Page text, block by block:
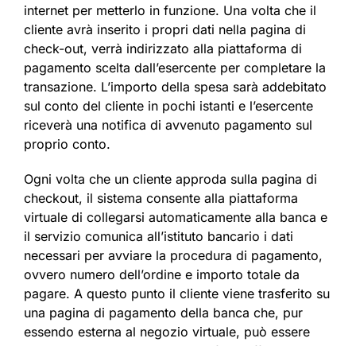
internet per metterlo in funzione. Una volta che il
cliente avrà inserito i propri dati nella pagina di
check-out, verrà indirizzato alla piattaforma di
pagamento scelta dall’esercente per completare la
transazione. L’importo della spesa sarà addebitato
sul conto del cliente in pochi istanti e l’esercente
riceverà una notifica di avvenuto pagamento sul
proprio conto.
Ogni volta che un cliente approda sulla pagina di
checkout, il sistema consente alla piattaforma
virtuale di collegarsi automaticamente alla banca e
il servizio comunica all’istituto bancario i dati
necessari per avviare la procedura di pagamento,
ovvero numero dell’ordine e importo totale da
pagare. A questo punto il cliente viene trasferito su
una pagina di pagamento della banca che, pur
essendo esterna al negozio virtuale, può essere